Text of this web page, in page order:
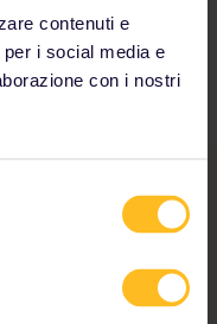
contenuti e
i social media e
con i nostri